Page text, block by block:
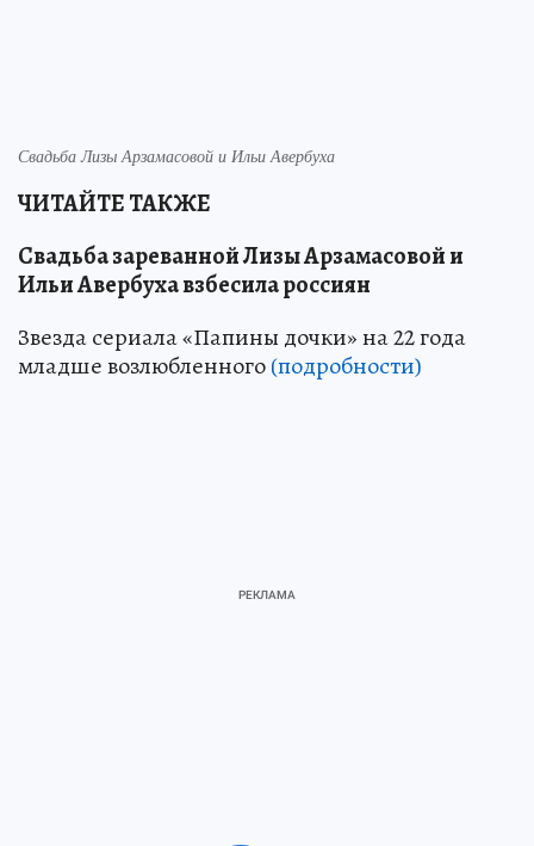
Свадьба Лизы Арзамасовой и Ильи Авербуха
ЧИТАЙТЕ ТАКЖЕ
Свадьба зареванной Лизы Арзамасовой и
Ильи Авербуха взбесила россиян
Звезда сериала «Папины дочки» на 22 года
младше возлюбленного(подробности)